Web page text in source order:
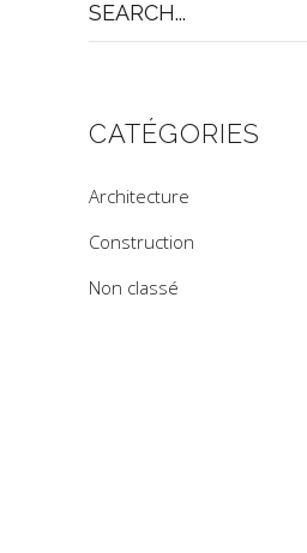
for:
CATÉGORIES
Architecture
Construction
Non classé